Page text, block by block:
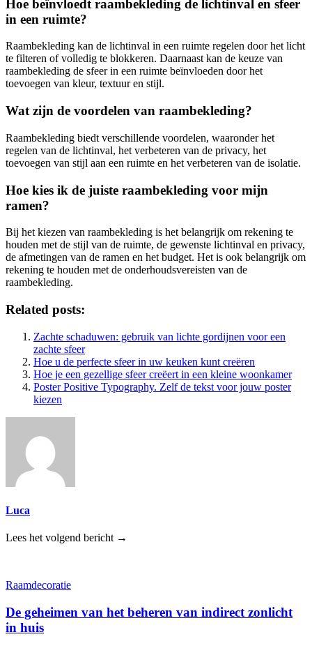
Hoe beïnvloedt raambekleding de lichtinval en sfeer
in een ruimte?
Raambekleding kan de lichtinval in een ruimte regelen door het licht
te filteren of volledig te blokkeren. Daarnaast kan de keuze van
raambekleding de sfeer in een ruimte beïnvloeden door het
toevoegen van kleur, textuur en stijl.
Wat zijn de voordelen van raambekleding?
Raambekleding biedt verschillende voordelen, waaronder het
regelen van de lichtinval, het verbeteren van de privacy, het
toevoegen van stijl aan een ruimte en het verbeteren van de isolatie.
Hoe kies ik de juiste raambekleding voor mijn
ramen?
Bij het kiezen van raambekleding is het belangrijk om rekening te
houden met de stijl van de ruimte, de gewenste lichtinval en privacy,
de afmetingen van de ramen en het budget. Het is ook belangrijk om
rekening te houden met de onderhoudsvereisten van de
raambekleding.
Related posts:
Zachte schaduwen: gebruik van lichte gordijnen voor een
zachte sfeer
Hoe u de perfecte sfeer in uw keuken kunt creëren
Hoe je een gezellige sfeer creëert in een kleine woonkamer
Poster Positive Typography. Zelf de tekst voor jouw poster
kiezen
Luca
Lees het volgend bericht →
Raamdecoratie
De geheimen van het beheren van indirect zonlicht
in huis